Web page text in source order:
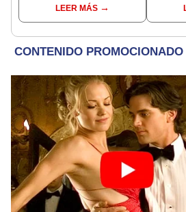
EjecutivoLEER MÁS